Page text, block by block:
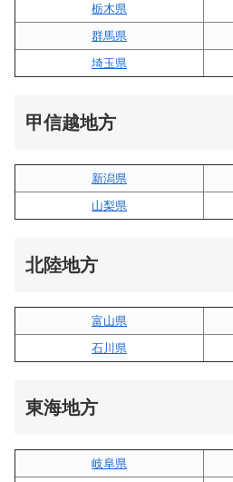
栃木県
群馬県
埼玉県
甲信越地方
新潟県
山梨県
北陸地方
富山県
石川県
東海地方
岐阜県